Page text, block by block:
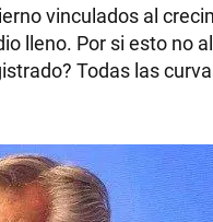
vinculados al
lleno. Por si esto no
Todas las